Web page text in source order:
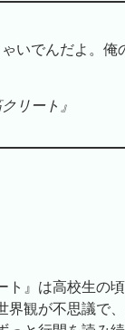
いでんだよ。俺
リート』
ト』は高校生の
界観が不思議で